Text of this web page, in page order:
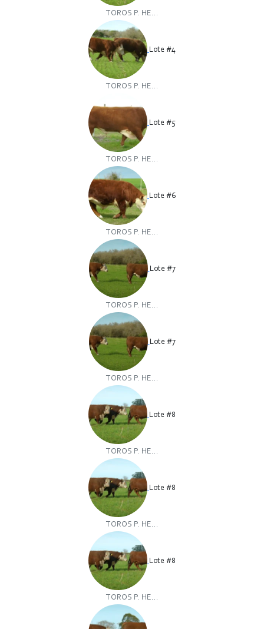
TOROS P. HE...
Lote #4
TOROS P. HE...
Lote #5
TOROS P. HE...
Lote #6
TOROS P. HE...
Lote #7
TOROS P. HE...
Lote #7
TOROS P. HE...
Lote #8
TOROS P. HE...
Lote #8
TOROS P. HE...
Lote #8
TOROS P. HE...